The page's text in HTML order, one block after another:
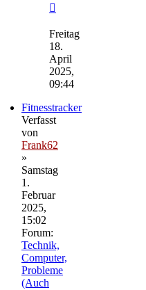
Beitrag
Freitag
18.
April
2025,
09:44
Fitnesstracker
Verfasst
von
Frank62
»
Samstag
1.
Februar
2025,
15:02
Forum:
Technik,
Computer,
Probleme
(Auch